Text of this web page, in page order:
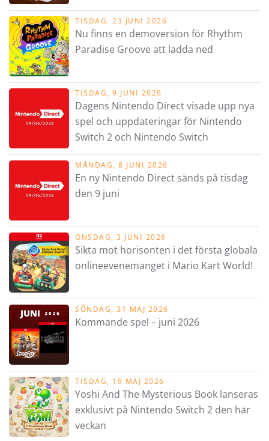
TISDAG, 23 JUNI 2026
Nu finns en demoversion för Rhythm
Paradise Groove att ladda ned
TISDAG, 9 JUNI 2026
Dagens Nintendo Direct visade upp nya
spel och uppdateringar för Nintendo
Switch 2 och Nintendo Switch
MÅNDAG, 8 JUNI 2026
En ny Nintendo Direct sänds på tisdag
den 9 juni
ONSDAG, 3 JUNI 2026
Sikta mot horisonten i det första globala
onlineevenemanget i Mario Kart World!
SÖNDAG, 31 MAJ 2026
Kommande spel – juni 2026
TISDAG, 19 MAJ 2026
Yoshi And The Mysterious Book lanseras
exklusivt på Nintendo Switch 2 den här
veckan